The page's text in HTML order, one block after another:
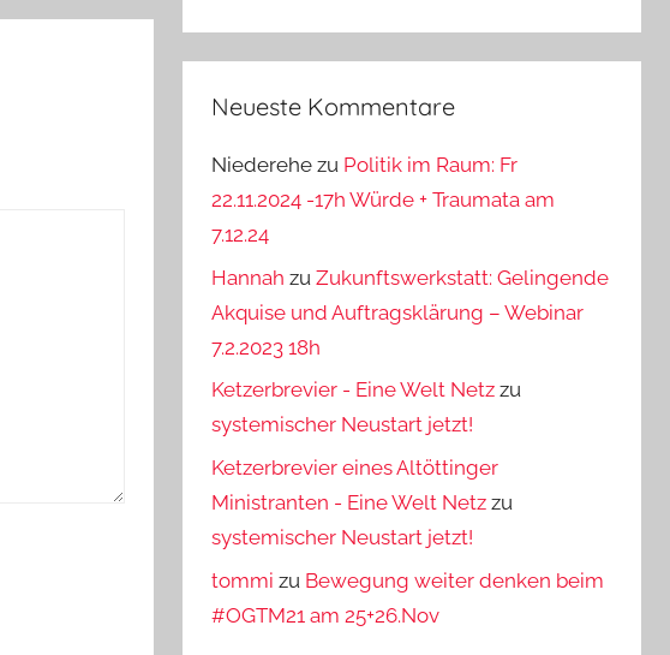
Neueste Kommentare
Niederehe zu Politik im Raum: Fr
22.11.2024 -17h Würde + Traumata am
7.12.24
Hannah zuZukunftswerkstatt: Gelingende
Akquise und Auftragsklärung – Webinar
7.2.2023 18h
Ketzerbrevier - Eine Welt Netz zu
systemischer Neustart jetzt!
Ketzerbrevier eines Altöttinger
Ministranten - Eine Welt Netz zu
systemischer Neustart jetzt!
tommi zu Bewegung weiter denken beim
#OGTM21 am 25+26.Nov